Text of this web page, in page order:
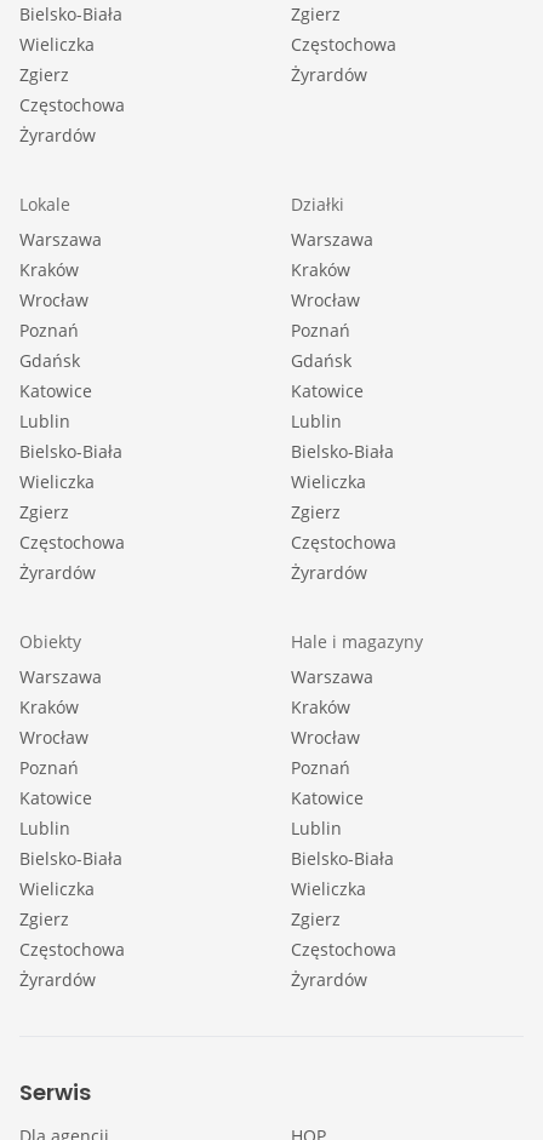
Bielsko-Biała
Wieliczka
Zgierz
Częstochowa
Żyrardów
Zgierz
Częstochowa
Żyrardów
Lokale
Warszawa
Kraków
Wrocław
Poznań
Gdańsk
Katowice
Lublin
Bielsko-Biała
Wieliczka
Zgierz
Częstochowa
Żyrardów
Działki
Warszawa
Kraków
Wrocław
Poznań
Gdańsk
Katowice
Lublin
Bielsko-Biała
Wieliczka
Zgierz
Częstochowa
Żyrardów
Obiekty
Warszawa
Kraków
Wrocław
Poznań
Katowice
Lublin
Bielsko-Biała
Wieliczka
Zgierz
Częstochowa
Żyrardów
Hale i magazyny
Warszawa
Kraków
Wrocław
Poznań
Katowice
Lublin
Bielsko-Biała
Wieliczka
Zgierz
Częstochowa
Żyrardów
Serwis